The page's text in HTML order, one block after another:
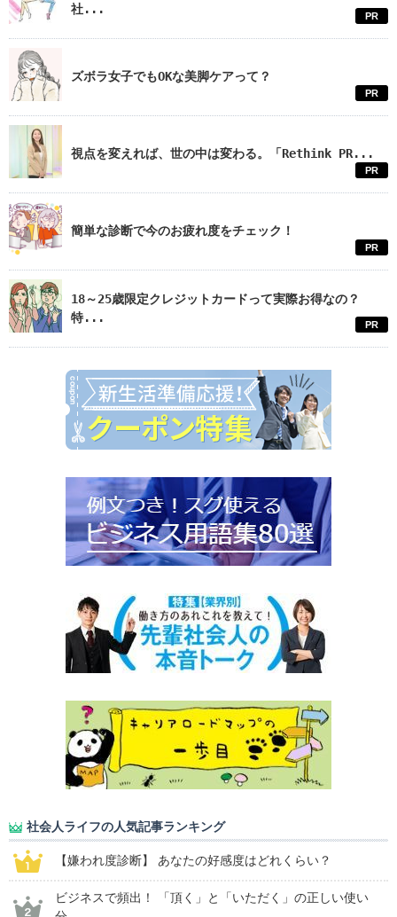
社...
PR
ズボラ女子でもOKな美脚ケアって？
PR
視点を変えれば、世の中は変わる。「Rethink PR...
PR
簡単な診断で今のお疲れ度をチェック！
PR
18～25歳限定クレジットカードって実際お得なの？
特...
PR
社会人ライフの人気記事ランキング
【嫌われ度診断】 あなたの好感度はどれくらい？
ビジネスで頻出！ 「頂く」と「いただく」の正しい使い